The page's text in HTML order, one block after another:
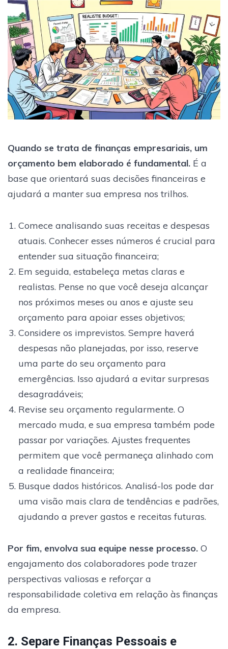
Quando se trata de finanças empresariais, um
orçamento bem elaborado é fundamental. É a
base que orientará suas decisões financeiras e
ajudará a manter sua empresa nos trilhos.
Comece analisando suas receitas e despesas
atuais. Conhecer esses números é crucial para
entender sua situação financeira;
Em seguida, estabeleça metas claras e
realistas. Pense no que você deseja alcançar
nos próximos meses ou anos e ajuste seu
orçamento para apoiar esses objetivos;
Considere os imprevistos. Sempre haverá
despesas não planejadas, por isso, reserve
uma parte do seu orçamento para
emergências. Isso ajudará a evitar surpresas
desagradáveis;
Revise seu orçamento regularmente. O
mercado muda, e sua empresa também pode
passar por variações. Ajustes frequentes
permitem que você permaneça alinhado com
a realidade financeira;
Busque dados históricos. Analisá-los pode dar
uma visão mais clara de tendências e padrões,
ajudando a prever gastos e receitas futuras.
Por fim, envolva sua equipe nesse processo. O
engajamento dos colaboradores pode trazer
perspectivas valiosas e reforçar a
responsabilidade coletiva em relação às finanças
da empresa.
2. Separe Finanças Pessoais e